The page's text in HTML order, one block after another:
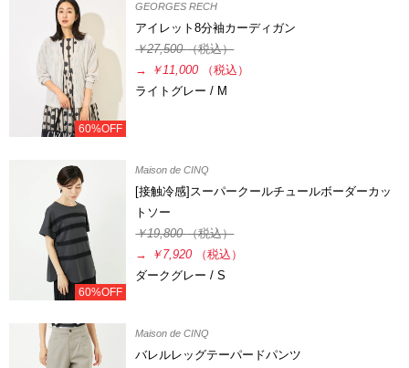
60%OFF
GEORGES RECH
アイレット8分袖カーディガン
￥27,500（税込）
→
￥11,000
（税込）
ライトグレー / M
60%OFF
Maison de CINQ
[接触冷感]スーパークールチュールボーダーカッ
トソー
￥19,800（税込）
→
￥7,920
（税込）
ダークグレー / S
Maison de CINQ
バレルレッグテーパードパンツ